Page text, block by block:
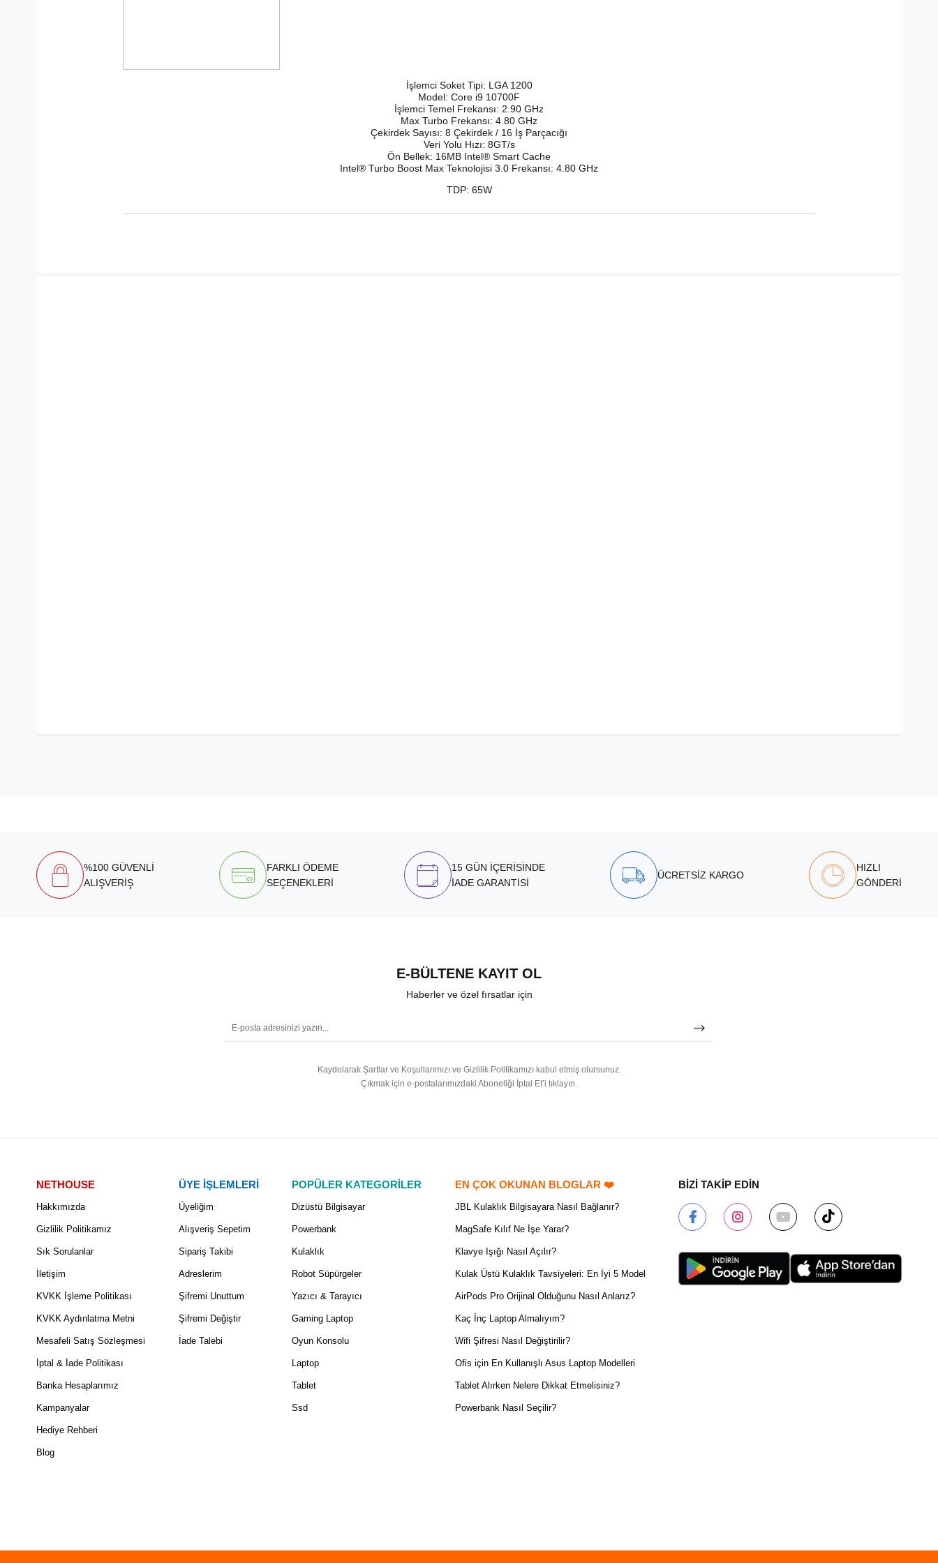
İşlemci Soket Tipi: LGA 1200
Model: Core i9 10700F
İşlemci Temel Frekansı: 2.90 GHz
Max Turbo Frekansı: 4.80 GHz
Çekirdek Sayısı: 8 Çekirdek / 16 İş Parçacığı
Veri Yolu Hızı: 8GT/s
Ön Bellek: 16MB Intel® Smart Cache
Intel® Turbo Boost Max Teknolojisi 3.0 Frekansı: 4.80 GHz
TDP: 65W
%100 GÜVENLİ
ALIŞVERİŞ
FARKLI ÖDEME
SEÇENEKLERİ
15 GÜN İÇERİSİNDE
İADE GARANTİSİ
ÜCRETSİZ KARGO
HIZLI
GÖNDERİ
E-BÜLTENE KAYIT OL
Haberler ve özel fırsatlar için
Kaydolarak Şartlar ve Koşullarımızı ve Gizlilik Politikamızı kabul etmiş olursunuz.
Çıkmak için e-postalarımızdaki Aboneliği İptal Et’i tıklayın.
NETHOUSE
Hakkımızda
Gizlilik Politikamız
Sık Sorulanlar
İletişim
KVKK İşleme Politikası
KVKK Aydınlatma Metni
Mesafeli Satış Sözleşmesi
İptal & İade Politikası
Banka Hesaplarımız
Kampanyalar
Hediye Rehberi
Blog
ÜYE İŞLEMLERİ
Üyeliğim
Alışveriş Sepetim
Sipariş Takibi
Adreslerim
Şifremi Unuttum
Şifremi Değiştir
İade Talebi
POPÜLER KATEGORİLER
Dizüstü Bilgisayar
Powerbank
Kulaklık
Robot Süpürgeler
Yazıcı & Tarayıcı
Gaming Laptop
Oyun Konsolu
Laptop
Tablet
Ssd
EN ÇOK OKUNAN BLOGLAR ❤️
JBL Kulaklık Bilgisayara Nasıl Bağlanır?
MagSafe Kılıf Ne İşe Yarar?
Klavye Işığı Nasıl Açılır?
Kulak Üstü Kulaklık Tavsiyeleri: En İyi 5 Model
AirPods Pro Orijinal Olduğunu Nasıl Anlarız?
Kaç İnç Laptop Almalıyım?
Wifi Şifresi Nasıl Değiştirilir?
Ofis için En Kullanışlı Asus Laptop Modelleri
Tablet Alırken Nelere Dikkat Etmelisiniz?
Powerbank Nasıl Seçilir?
BİZİ TAKİP EDİN